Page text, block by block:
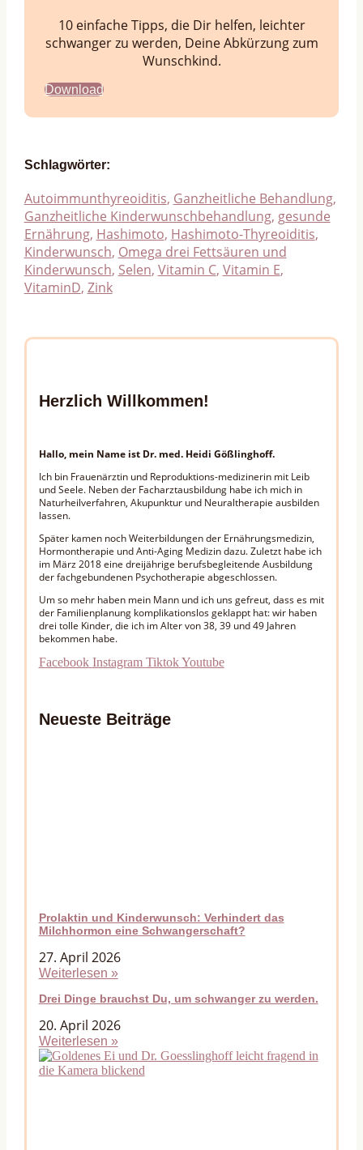
10 einfache Tipps, die Dir helfen, leichter
schwanger zu werden, Deine Abkürzung zum
Wunschkind.
Download
Schlagwörter:
Autoimmunthyreoiditis, Ganzheitliche Behandlung,
Ganzheitliche Kinderwunschbehandlung, gesunde
Ernährung, Hashimoto, Hashimoto-Thyreoiditis,
Kinderwunsch, Omega drei Fettsäuren und
Kinderwunsch, Selen, Vitamin C, Vitamin E,
VitaminD, Zink
Herzlich Willkommen!
Hallo, mein Name ist Dr. med. Heidi Gößlinghoff.
Ich bin Frauenärztin und Reproduktions-medizinerin mit Leib
und Seele. Neben der Facharztausbildung habe ich mich in
Naturheilverfahren, Akupunktur und Neuraltherapie ausbilden
lassen.
Später kamen noch Weiterbildungen der Ernährungsmedizin,
Hormontherapie und Anti-Aging Medizin dazu. Zuletzt habe ich
im März 2018 eine dreijährige berufsbegleitende Ausbildung
der fachgebundenen Psychotherapie abgeschlossen.
Um so mehr haben mein Mann und ich uns gefreut, dass es mit
der Familienplanung komplikationslos geklappt hat: wir haben
drei tolle Kinder, die ich im Alter von 38, 39 und 49 Jahren
bekommen habe.
Facebook Instagram Tiktok Youtube
Neueste Beiträge
Prolaktin und Kinderwunsch: Verhindert das
Milchhormon eine Schwangerschaft?
27. April 2026
Weiterlesen »
Drei Dinge brauchst Du, um schwanger zu werden.
20. April 2026
Weiterlesen »